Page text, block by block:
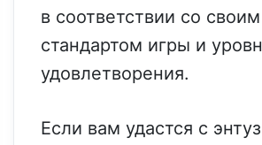
в соответствии со своим
стандартом игры и
удовлетворения.
Если вам удастся с